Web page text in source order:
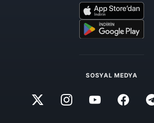
SOSYAL MEDYA